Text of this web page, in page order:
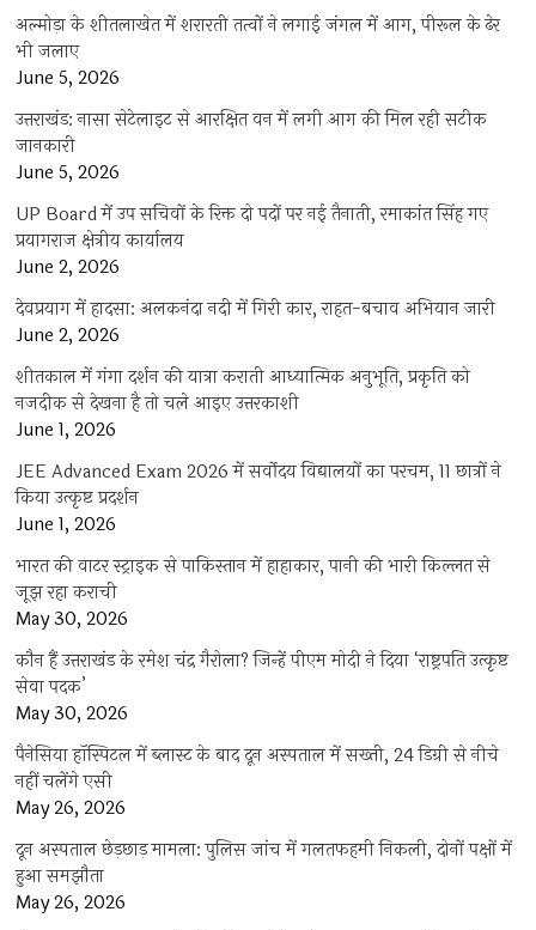
अल्मोड़ा के शीतलाखेत में शरारती तत्वों ने लगाई जंगल में आग, पीरूल के ढेर
भी जलाए
June 5, 2026
उत्तराखंड: नासा सेटेलाइट से आरक्षित वन में लगी आग की मिल रही सटीक
जानकारी
June 5, 2026
UP Board में उप सचिवों के रिक्त दो पदों पर नई तैनाती, रमाकांत सिंह गए
प्रयागराज क्षेत्रीय कार्यालय
June 2, 2026
देवप्रयाग में हादसा: अलकनंदा नदी में गिरी कार, राहत-बचाव अभियान जारी
June 2, 2026
शीतकाल में गंगा दर्शन की यात्रा कराती आध्यात्मिक अनुभूति, प्रकृति को
नजदीक से देखना है तो चले आइए उत्तरकाशी
June 1, 2026
JEE Advanced Exam 2026 में सर्वोदय विद्यालयों का परचम, 11 छात्रों ने
किया उत्कृष्ट प्रदर्शन
June 1, 2026
भारत की वाटर स्ट्राइक से पाकिस्तान में हाहाकार, पानी की भारी किल्लत से
जूझ रहा कराची
May 30, 2026
कौन हैं उत्तराखंड के रमेश चंद्र गैरोला? जिन्हें पीएम मोदी ने दिया ‘राष्ट्रपति उत्कृष्ट
सेवा पदक’
May 30, 2026
पैनेसिया हॉस्पिटल में ब्लास्ट के बाद दून अस्पताल में सख्ती, 24 डिग्री से नीचे
नहीं चलेंगे एसी
May 26, 2026
दून अस्पताल छेड़छाड़ मामला: पुलिस जांच में गलतफहमी निकली, दोनों पक्षों में
हुआ समझौता
May 26, 2026